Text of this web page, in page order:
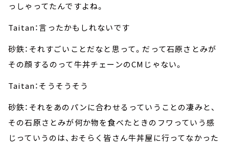
っしゃってたんですよね。
Taitan：言ったかもしれないです
砂鉄：それすごいことだなと思って。だって石原さとみが
その顔するのって牛丼チェーンのCMじゃない。
Taitan：そうそうそう
砂鉄：それをあのパンに合わせるっていうことの凄みと、
その石原さとみが何か物を食べたときのフワっていう感
じっていうのは、おそらく皆さん牛丼屋に行ってなかった